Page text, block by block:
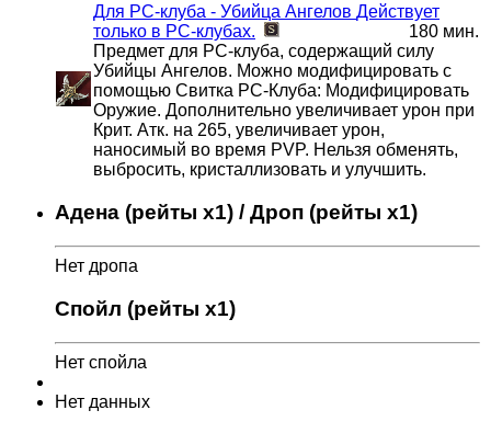
Для РС-клуба - Убийца Ангелов Действует
только в РС-клубах.
180 мин.
Предмет для РС-клуба, содержащий силу
Убийцы Ангелов. Можно модифицировать с
помощью Свитка PC-Клуба: Модифицировать
Оружие. Дополнительно увеличивает урон при
Крит. Атк. на 265, увеличивает урон,
наносимый во время PVP. Нельзя обменять,
выбросить, кристаллизовать и улучшить.
Адена (рейты x1) / Дроп (рейты x1)
Нет дропа
Спойл (рейты x1)
Нет спойла
Нет данных